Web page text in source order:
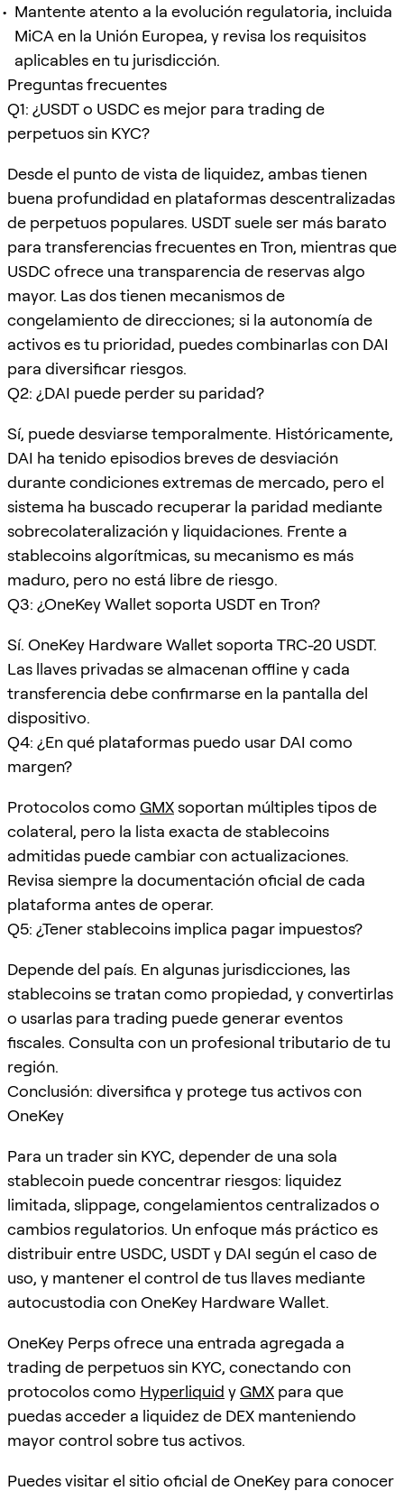
Mantente atento a la evolución regulatoria, incluida
MiCA en la Unión Europea, y revisa los requisitos
aplicables en tu jurisdicción.
Preguntas frecuentes
Q1: ¿USDT o USDC es mejor para trading de
perpetuos sin KYC?
Desde el punto de vista de liquidez, ambas tienen
buena profundidad en plataformas descentralizadas
de perpetuos populares. USDT suele ser más barato
para transferencias frecuentes en Tron, mientras que
USDC ofrece una transparencia de reservas algo
mayor. Las dos tienen mecanismos de
congelamiento de direcciones; si la autonomía de
activos es tu prioridad, puedes combinarlas con DAI
para diversificar riesgos.
Q2: ¿DAI puede perder su paridad?
Sí, puede desviarse temporalmente. Históricamente,
DAI ha tenido episodios breves de desviación
durante condiciones extremas de mercado, pero el
sistema ha buscado recuperar la paridad mediante
sobrecolateralización y liquidaciones. Frente a
stablecoins algorítmicas, su mecanismo es más
maduro, pero no está libre de riesgo.
Q3: ¿OneKey Wallet soporta USDT en Tron?
Sí. OneKey Hardware Wallet soporta TRC-20 USDT.
Las llaves privadas se almacenan offline y cada
transferencia debe confirmarse en la pantalla del
dispositivo.
Q4: ¿En qué plataformas puedo usar DAI como
margen?
Protocolos como GMXsoportan múltiples tipos de
colateral, pero la lista exacta de stablecoins
admitidas puede cambiar con actualizaciones.
Revisa siempre la documentación oficial de cada
plataforma antes de operar.
Q5: ¿Tener stablecoins implica pagar impuestos?
Depende del país. En algunas jurisdicciones, las
stablecoins se tratan como propiedad, y convertirlas
o usarlas para trading puede generar eventos
fiscales. Consulta con un profesional tributario de tu
región.
Conclusión: diversifica y protege tus activos con
OneKey
Para un trader sin KYC, depender de una sola
stablecoin puede concentrar riesgos: liquidez
limitada, slippage, congelamientos centralizados o
cambios regulatorios. Un enfoque más práctico es
distribuir entre USDC, USDT y DAI según el caso de
uso, y mantener el control de tus llaves mediante
autocustodia con OneKey Hardware Wallet.
OneKey Perps ofrece una entrada agregada a
trading de perpetuos sin KYC, conectando con
protocolos como Hyperliquid yGMX para que
puedas acceder a liquidez de DEX manteniendo
mayor control sobre tus activos.
Puedes visitar el sitio oficial de OneKey para conocer